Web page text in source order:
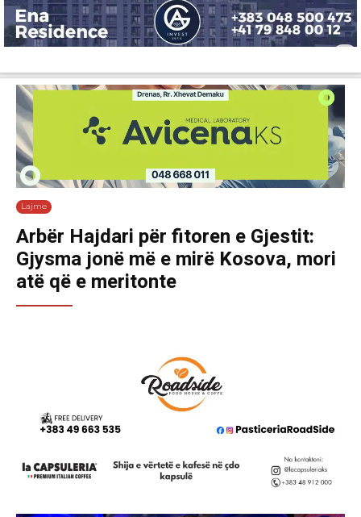
Lajme
Arbër Hajdari për fitoren e Gjestit:
Gjysma jonë më e mirë Kosova, mori
atë që e meritonte